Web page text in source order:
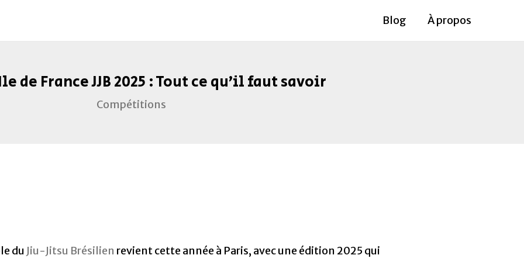
Blog À propos
de France JJB 2025 : Tout ce qu’il faut savoir
Compétitions
du Jiu-Jitsu Brésilien revient cette année à Paris, avec une édition 2025 qui